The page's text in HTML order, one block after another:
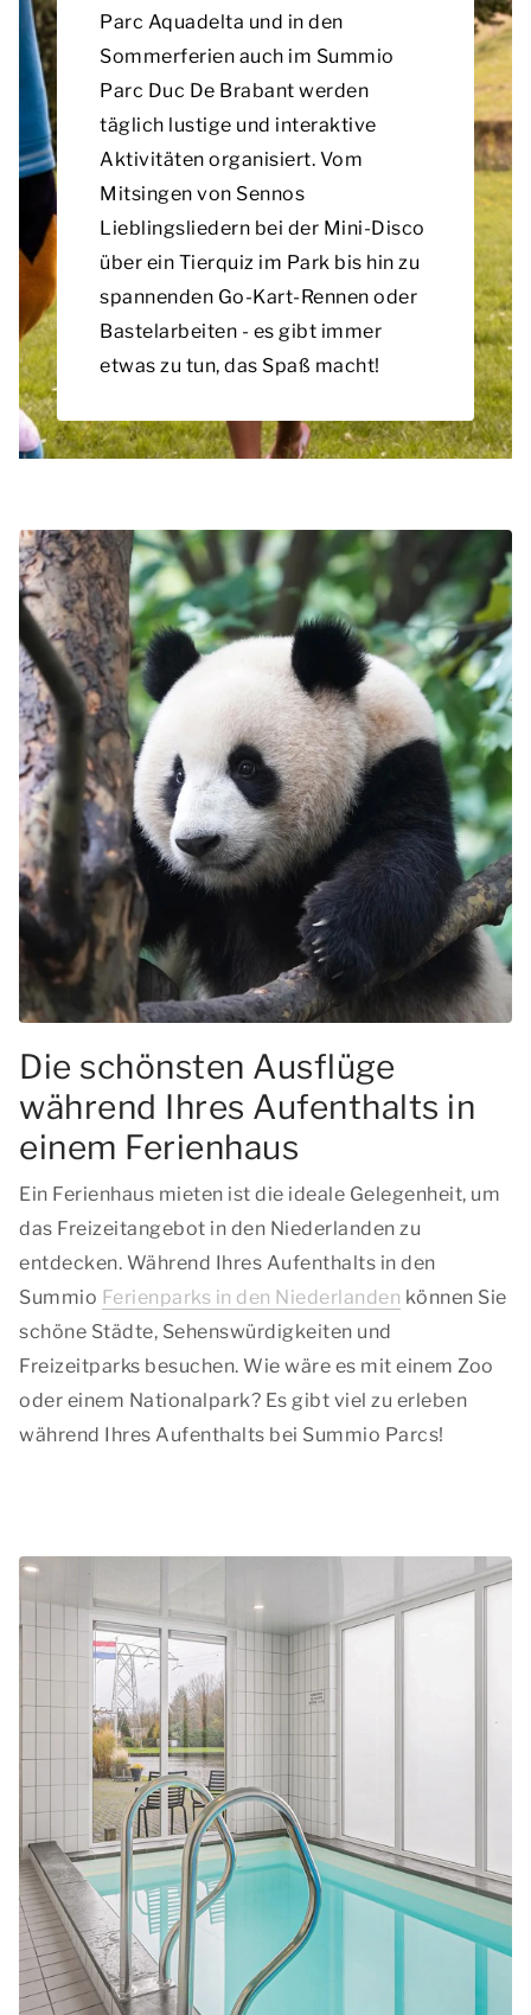
Parc Aquadelta und in den
Sommerferien auch im Summio
Parc Duc De Brabant werden
täglich lustige und interaktive
Aktivitäten organisiert. Vom
Mitsingen von Sennos
Lieblingsliedern bei der Mini-Disco
über ein Tierquiz im Park bis hin zu
spannenden Go-Kart-Rennen oder
Bastelarbeiten - es gibt immer
etwas zu tun, das Spaß macht!
Die schönsten Ausflüge
während Ihres Aufenthalts in
einem Ferienhaus
Ein Ferienhaus mieten ist die ideale Gelegenheit, um
das Freizeitangebot in den Niederlanden zu
entdecken. Während Ihres Aufenthalts in den
Summio Ferienparks in den Niederlanden können Sie
schöne Städte, Sehenswürdigkeiten und
Freizeitparks besuchen. Wie wäre es mit einem Zoo
oder einem Nationalpark? Es gibt viel zu erleben
während Ihres Aufenthalts bei Summio Parcs!